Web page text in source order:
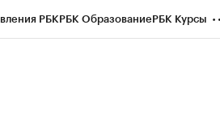
РБКРБК ОбразованиеРБК Курсы